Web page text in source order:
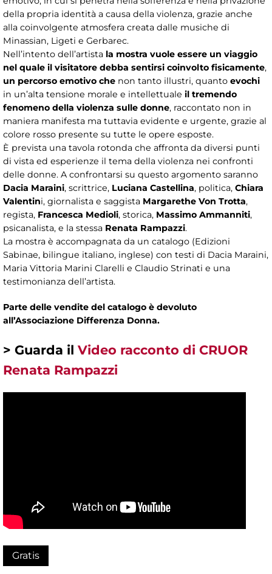
della propria identità a causa della violenza, grazie anche
alla coinvolgente atmosfera creata dalle musiche di
Minassian, Ligeti e Gerbarec.
Nell’intento dell’artista la mostra vuole essere un viaggio
nel quale il visitatore debba sentirsi coinvolto fisicamente,
un percorso emotivo che non tanto illustri, quanto evochi
in un’alta tensione morale e intellettuale il tremendo
fenomeno della violenza sulle donne, raccontato non in
maniera manifesta ma tuttavia evidente e urgente, grazie al
colore rosso presente su tutte le opere esposte.
È prevista una tavola rotonda che affronta da diversi punti
di vista ed esperienze il tema della violenza nei confronti
delle donne. A confrontarsi su questo argomento saranno
Dacia Maraini, scrittrice, Luciana Castellina, politica, Chiara
Valentini, giornalista e saggista Margarethe Von Trotta,
regista, Francesca Medioli, storica, Massimo Ammanniti,
psicanalista, e la stessa Renata Rampazzi.
La mostra è accompagnata da un catalogo (Edizioni
Sabinae, bilingue italiano, inglese) con testi di Dacia Maraini,
Maria Vittoria Marini Clarelli e Claudio Strinati e una
testimonianza dell’artista.
Parte delle vendite del catalogo è devoluto
all’Associazione Differenza Donna.
> Guarda il Video racconto di CRUOR
Renata Rampazzi
Gratis